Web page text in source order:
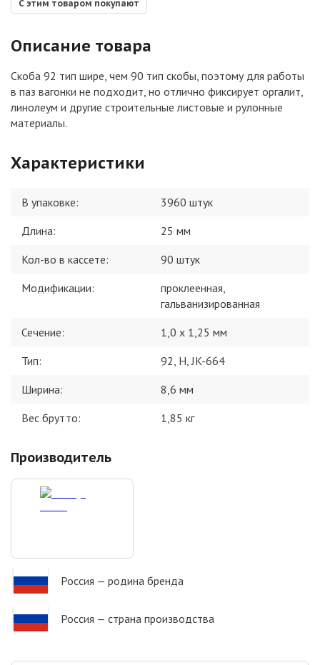
С этим товаром покупают
Описание товара
Скоба 92 тип шире, чем 90 тип скобы, поэтому для работы
в паз вагонки не подходит, но отлично фиксирует оргалит,
линолеум и другие строительные листовые и рулонные
материалы.
Характеристики
В упаковке:
3960 штук
Длина:
25 мм
Кол-во в кассете:
90 штук
Модификации:
проклеенная,
гальванизированная
Сечение:
1,0 x 1,25 мм
Тип:
92, H, JK-664
Ширина:
8,6 мм
Вес брутто:
1,85 кг
Производитель
Россия — родина бренда
Россия — страна производства